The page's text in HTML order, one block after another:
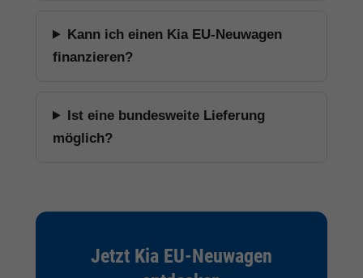
Kann ich einen Kia EU-Neuwagen
finanzieren?
Ist eine bundesweite Lieferung
möglich?
Jetzt Kia EU-Neuwagen